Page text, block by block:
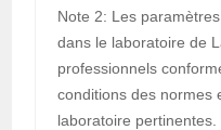
Note 2: Les
dans le laboratoire de
professionnels
conditions des normes
laboratoire pertinentes.